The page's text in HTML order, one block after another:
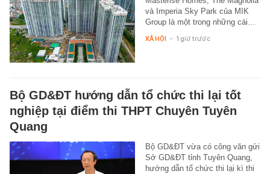
và Imperia Sky Park của MIK
Group là một trong những cái…
XÃ HỘI - 1 giờ trước
Bộ GD&ĐT hướng dẫn tổ chức thi lại tốt
nghiệp tại điểm thi THPT Chuyên Tuyên
Quang
Bộ GD&ĐT vừa có công văn gửi
Sở GD&ĐT tỉnh Tuyên Quang,
hướng dẫn tổ chức thi lại kì thi